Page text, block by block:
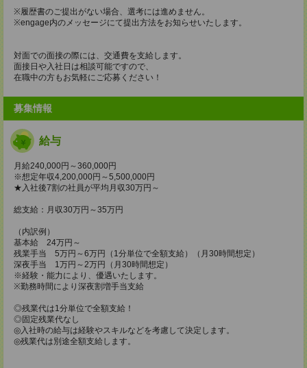
※履歴書のご提出がない場合、選考には進めません。
※engage内のメッセージにて提出方法をお知らせいたします。
対面での面接の際には、交通費を支給します。
面接日や入社日は相談可能ですので、
在職中の方もお気軽にご応募ください！
募集情報
給与
月給240,000円～360,000円
※想定年収4,200,000円～5,500,000円
★入社後7割の社員が平均月収30万円～
総支給：月収30万円～35万円
（内訳例）
基本給 24万円～
残業手当 5万円～6万円（1分単位で全額支給）（月30時間想定）
深夜手当 1万円～2万円（月30時間想定）
※経験・能力により、優遇いたします。
※勤務時間により深夜割増手当支給
◎残業代は1分単位で全額支給！
◎固定残業代なし
◎入社時の給与は経験やスキルなどを考慮して決定します。
◎残業代は別途全額支給します。